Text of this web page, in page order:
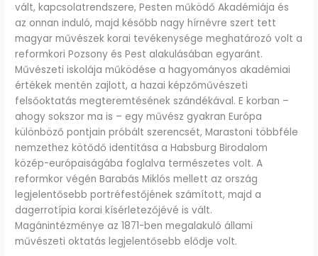
vált, kapcsolatrendszere, Pesten működő Akadémiája és
az onnan induló, majd később nagy hírnévre szert tett
magyar művészek korai tevékenysége meghatározó volt a
reformkori Pozsony és Pest alakulásában egyaránt.
Művészeti iskolája működése a hagyományos akadémiai
értékek mentén zajlott, a hazai képzőművészeti
felsőoktatás megteremtésének szándékával. E korban –
ahogy sokszor ma is – egy művész gyakran Európa
különböző pontjain próbált szerencsét, Marastoni többféle
nemzethez kötődő identitása a Habsburg Birodalom
közép-európaiságába foglalva természetes volt. A
reformkor végén Barabás Miklós mellett az ország
legjelentősebb portréfestőjének számított, majd a
dagerrotípia korai kísérletezőjévé is vált.
Magánintézménye az 1871-ben megalakuló állami
művészeti oktatás legjelentősebb elődje volt.